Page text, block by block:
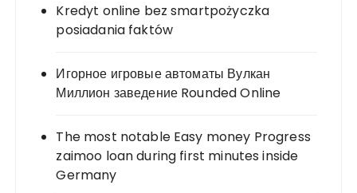
Kredyt online bez smartpożyczka
posiadania faktów
Игорное игровые автоматы Вулкан
Миллион заведение Rounded Online
The most notable Easy money Progress
zaimoo loan during first minutes inside
Germany